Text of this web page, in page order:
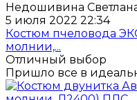
Недошивина
5 июля 2022 22:34
Костюм пчеловода
молнии,...
Отличный выбор
Пришло все в